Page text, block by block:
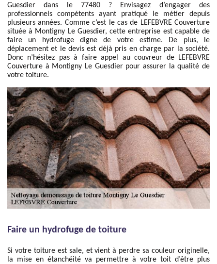
Guesdier dans le 77480 ? Envisagez d’engager des
professionnels compétents ayant pratiqué le métier depuis
plusieurs années. Comme c’est le cas de LEFEBVRE Couverture
située à Montigny Le Guesdier, cette entreprise est capable de
faire un hydrofuge digne de votre estime. De plus, le
déplacement et le devis est déjà pris en charge par la société.
Donc n’hésitez pas à faire appel au couvreur de LEFEBVRE
Couverture à Montigny Le Guesdier pour assurer la qualité de
votre toiture.
Faire un hydrofuge de toiture
Si votre toiture est sale, et vient à perdre sa couleur originelle,
la mise en étanchéité va permettre à votre toit d’être plus